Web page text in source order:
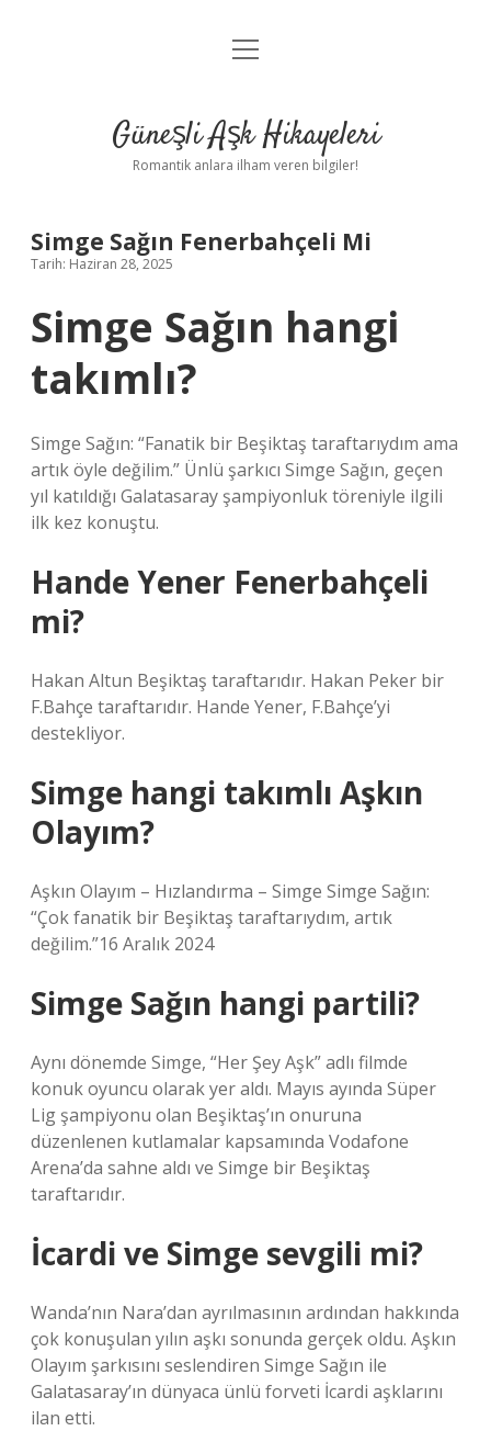
Anasayfa
Yasal Uyarı
menüyü
Güneşli Aşk Hikayeleri
Romantik anlara ilham veren bilgiler!
Simge Sağın Fenerbahçeli Mi
Tarih: Haziran 28, 2025
Simge Sağın hangi
takımlı?
Simge Sağın: “Fanatik bir Beşiktaş taraftarıydım ama
artık öyle değilim.” Ünlü şarkıcı Simge Sağın, geçen
yıl katıldığı Galatasaray şampiyonluk töreniyle ilgili
ilk kez konuştu.
Hande Yener Fenerbahçeli
mi?
Hakan Altun Beşiktaş taraftarıdır. Hakan Peker bir
F.Bahçe taraftarıdır. Hande Yener, F.Bahçe’yi
destekliyor.
Simge hangi takımlı Aşkın
Olayım?
Aşkın Olayım – Hızlandırma – Simge Simge Sağın:
“Çok fanatik bir Beşiktaş taraftarıydım, artık
değilim.”16 Aralık 2024
Simge Sağın hangi partili?
Aynı dönemde Simge, “Her Şey Aşk” adlı filmde
konuk oyuncu olarak yer aldı. Mayıs ayında Süper
Lig şampiyonu olan Beşiktaş’ın onuruna
düzenlenen kutlamalar kapsamında Vodafone
Arena’da sahne aldı ve Simge bir Beşiktaş
taraftarıdır.
İcardi ve Simge sevgili mi?
Wanda’nın Nara’dan ayrılmasının ardından hakkında
çok konuşulan yılın aşkı sonunda gerçek oldu. Aşkın
Olayım şarkısını seslendiren Simge Sağın ile
Galatasaray’ın dünyaca ünlü forveti İcardi aşklarını
ilan etti.